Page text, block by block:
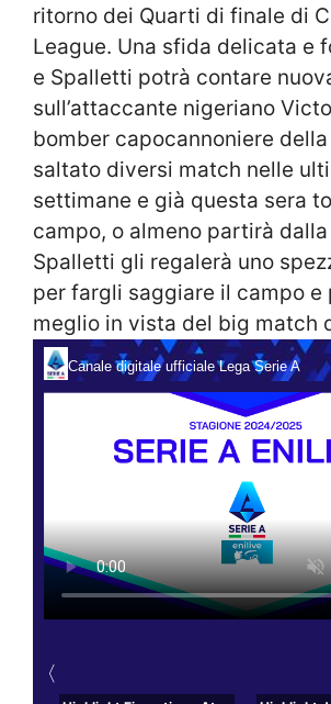
ritorno dei Quarti di finale di
League. Una sfida delicata e
e Spalletti potrà contare
sull’attaccante nigeriano
bomber capocannoniere della
saltato diversi match nelle
settimane e già questa sera
campo, o almeno partirà
Spalletti gli regalerà uno
per fargli saggiare il campo e
meglio in vista del big match
Canale digitale ufficiale Lega Serie A
〈